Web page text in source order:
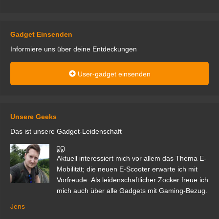
Gadget Einsenden
Informiere uns über deine Entdeckungen
User-gadget einsenden
Unsere Geeks
Das ist unsere Gadget-Leidenschaft
Aktuell interessiert mich vor allem das Thema E-
Mobilität; die neuen E-Scooter erwarte ich mit
Vorfreude. Als leidenschaftlicher Zocker freue ich
mich auch über alle Gadgets mit Gaming-Bezug.
Jens